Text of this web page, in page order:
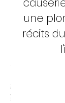
une
récits
Leila
Bounous,
"Muse
Rouge"
Stage
"Raconte
(Mihai
croisieres
Nantalot
"Divas
arabes"
Nathalie
Krajcik
Maria
Vassilissa
Celine
Ripoll
histoires
au bout
Grand
Cercle
Causerie-
ciné:
Fanny
Guiraud,
Nina
Helleboid,
Fatima
Lalem
Inès
Cazalas.
au bout
du fil,
Balthazar
musicien et
Balade
et
"Cercle
des
ATELIER
(rendre